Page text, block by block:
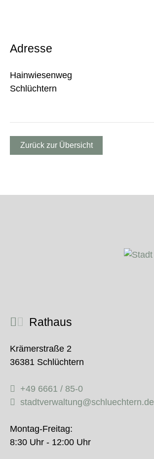
Adresse
Hainwiesenweg
Schlüchtern
Zurück zur Übersicht
Rathaus
Krämerstraße 2
36381 Schlüchtern
+49 6661 / 85-0
stadtverwaltung@schluechtern.de
Montag-Freitag:
8:30 Uhr - 12:00 Uhr